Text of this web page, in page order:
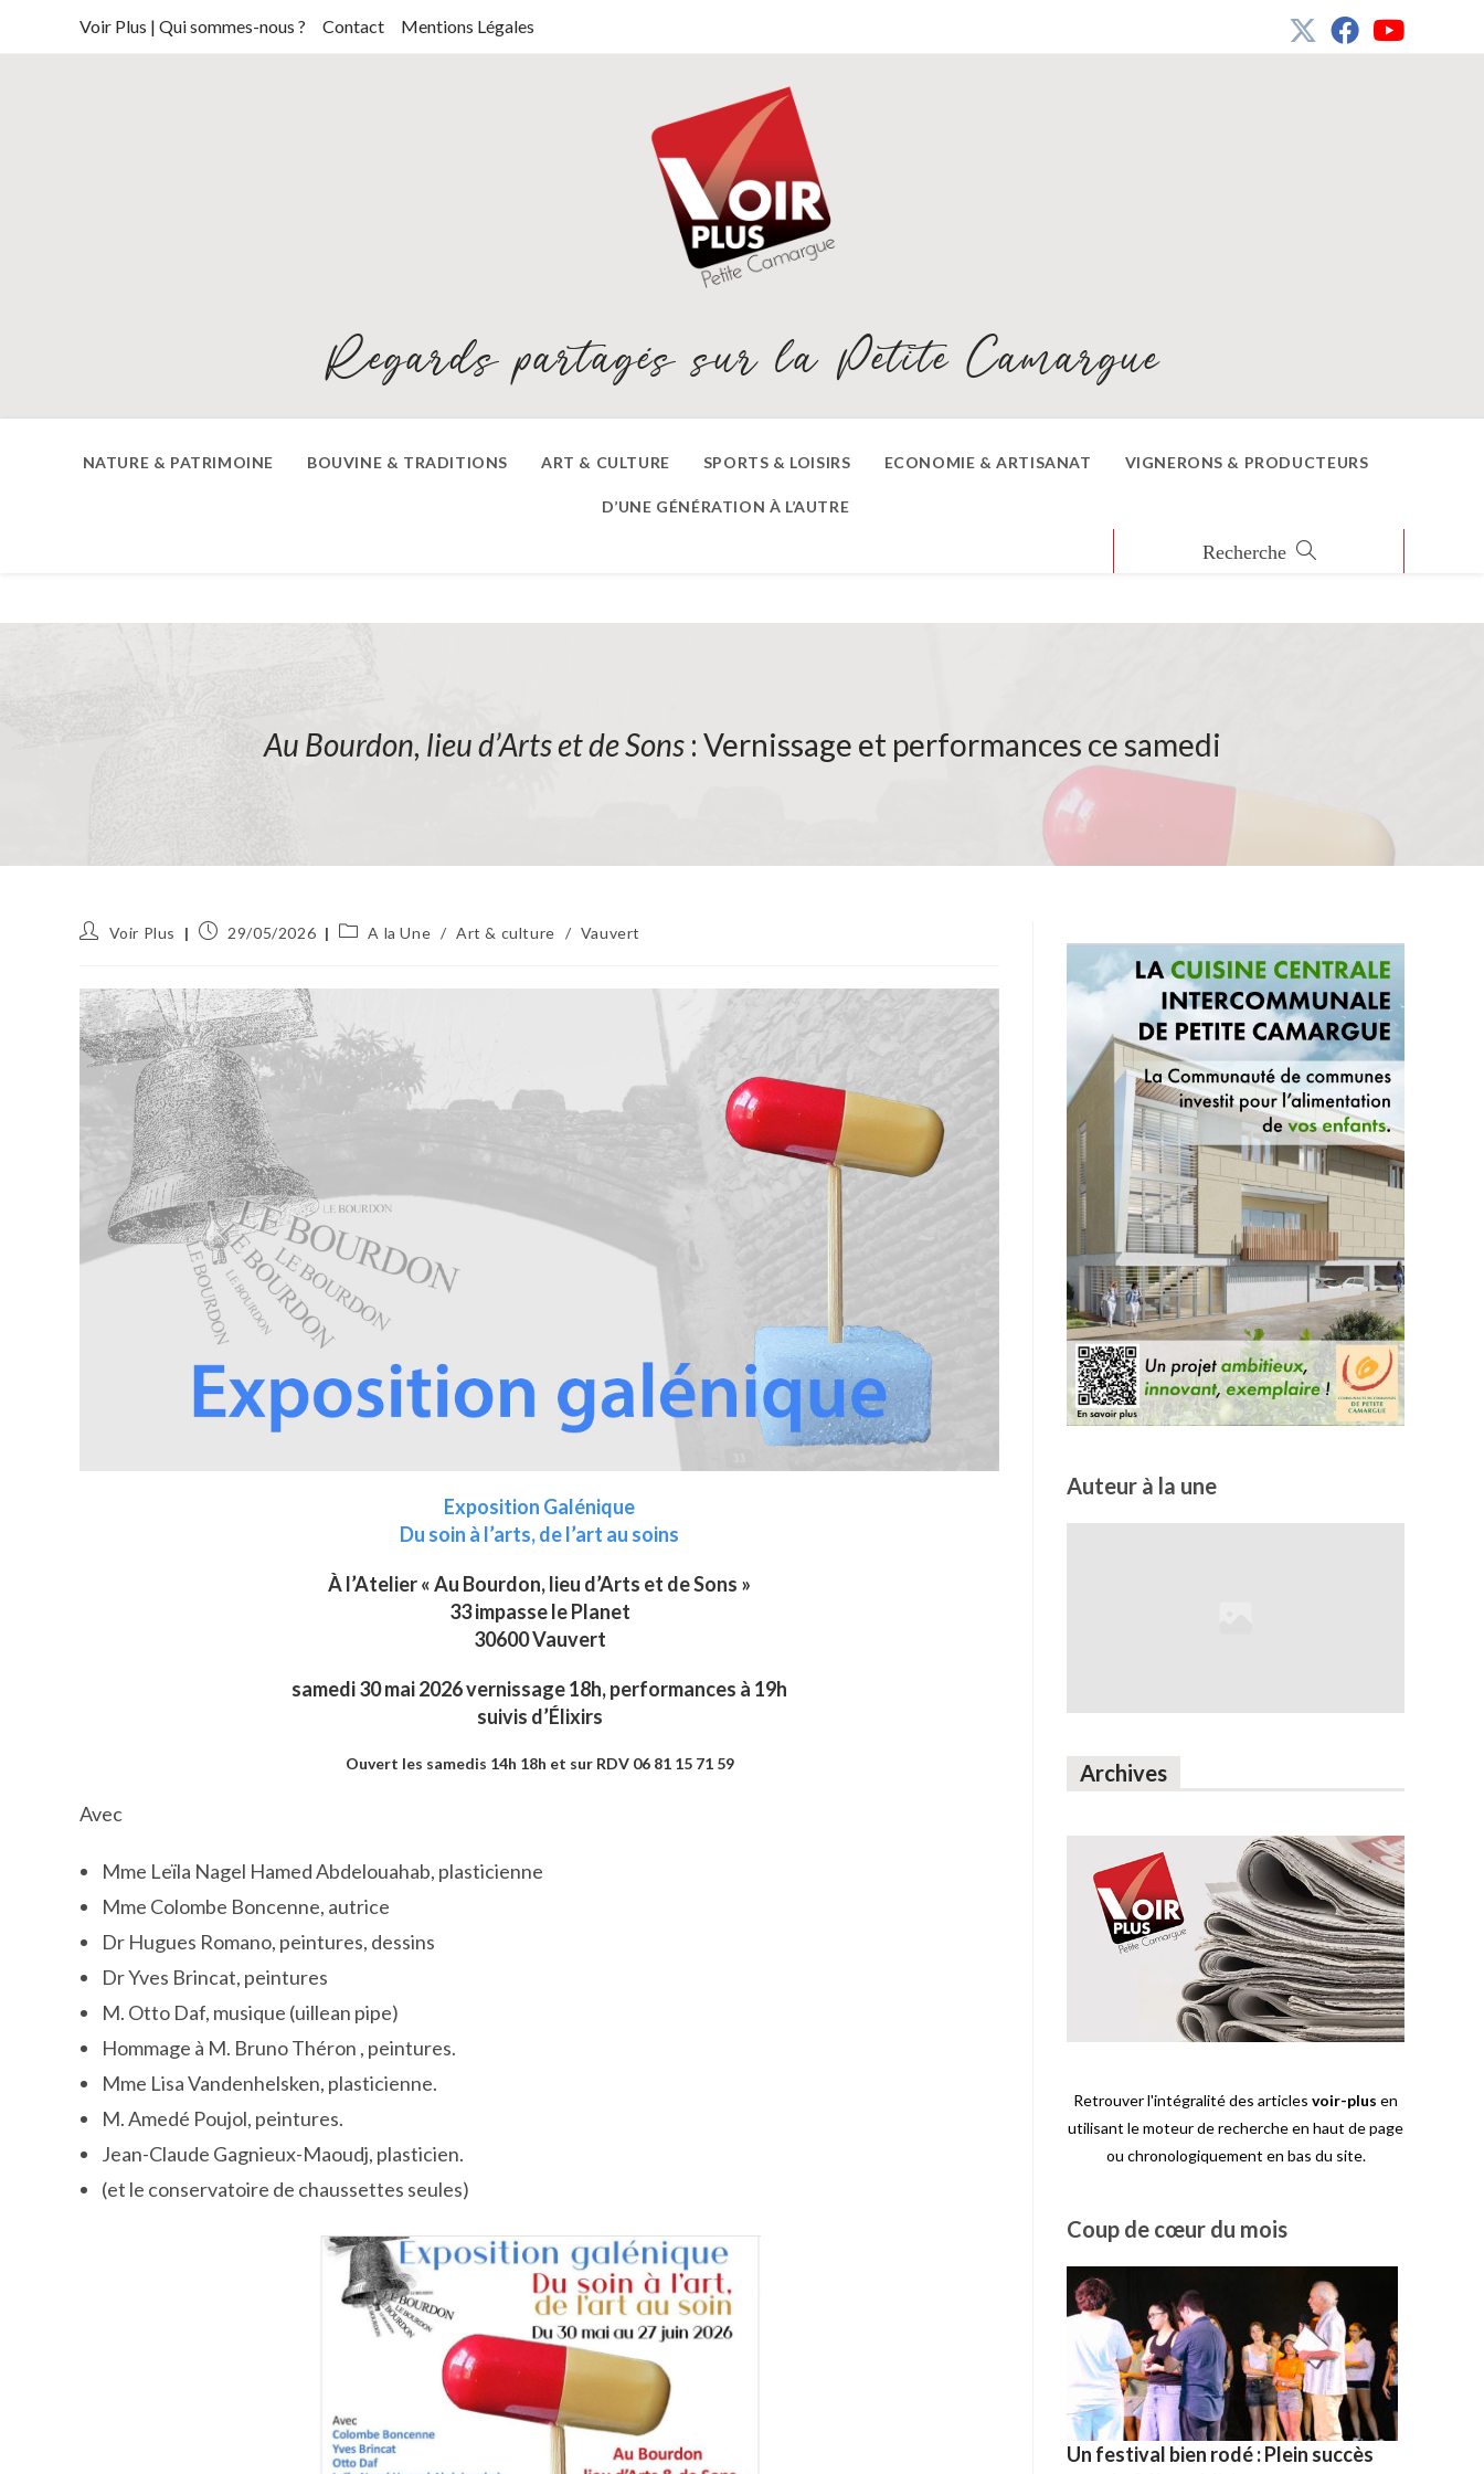
Voir Plus | Qui sommes-nous ? Contact Mentions Légales
Regards partagés sur la Petite Camargue
NATURE & PATRIMOINE BOUVINE & TRADITIONS ART & CULTURE SPORTS & LOISIRS ECONOMIE & ARTISANAT VIGNERONS & PRODUCTEURS
D’UNE GÉNÉRATION À L’AUTRE
Au Bourdon, lieu d’Arts et de Sons: Vernissage et performances ce samedi
Auteur/autrice
publication :
Voir Plus
Publication
29/05/2026
PostA la Une / Art & culture / Vauvert
Exposition Galénique
Du soin à l’arts, de l’art au soins
À l’Atelier « Au Bourdon, lieu d’Arts et de Sons »
33 impasse le Planet
30600 Vauvert
samedi 30 mai 2026 vernissage 18h, performances à 19h
suivis d’Élixirs
Ouvert les samedis 14h 18h et sur RDV 06 81 15 71 59
Avec
Mme Leïla Nagel Hamed Abdelouahab, plasticienne
Mme Colombe Boncenne, autrice
Dr Hugues Romano, peintures, dessins
Dr Yves Brincat, peintures
M. Otto Daf, musique (uillean pipe)
Hommage à M. Bruno Théron , peintures.
Mme Lisa Vandenhelsken, plasticienne.
M. Amedé Poujol, peintures.
Jean-Claude Gagnieux-Maoudj, plasticien.
(et le conservatoire de chaussettes seules)
Auteur à la une
Archives
Retrouver l'intégralité des articles voir-plus en
utilisant le moteur de recherche en haut de page
ou chronologiquement en bas du site.
Coup de cœur du mois
Un festival bien rodé : Plein succès